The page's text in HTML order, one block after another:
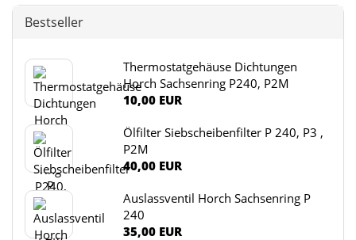
Bestseller
Thermostatgehäuse Dichtungen
Horch Sach­sen­ring P240, P2M
10,00 EUR
Ölfilter Siebscheibenfilter P 240, P3 ,
P2M
40,00 EUR
Auslassventil Horch Sachsenring P
240
35,00 EUR